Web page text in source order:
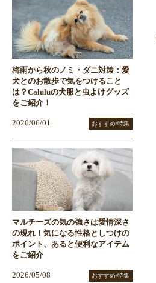
梅雨から秋のノミ・ダニ対策：愛
犬とのお散歩で気をつけること
は？Caluluの犬服と虫よけグッズ
をご紹介！
2026/06/01 おすすめ/特集
マルチーズの気の強さは愛情深さ
の現れ！気になる性格としつけの
ポイント、あると便利なアイテム
をご紹介
2026/05/08 おすすめ/特集